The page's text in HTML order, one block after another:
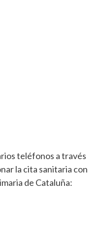
teléfonos a través
la cita sanitaria con
de Cataluña: